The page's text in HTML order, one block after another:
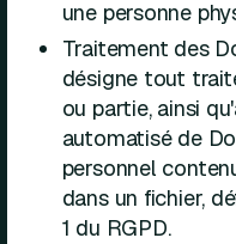
une personne
Traitement des
désigne tout
ou partie, ainsi
automatisé de
personnel
dans un fichier,
1 du RGPD.